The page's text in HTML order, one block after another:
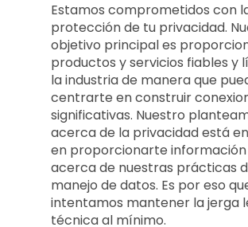
Estamos comprometidos con
protección de tu privacidad.
objetivo principal es
productos y servicios fiables y
la industria de manera que
centrarte en construir
significativas. Nuestro
acerca de la privacidad está
en proporcionarte
acerca de nuestras prácticas
manejo de datos. Es por eso
intentamos mantener la jerga
técnica al mínimo.